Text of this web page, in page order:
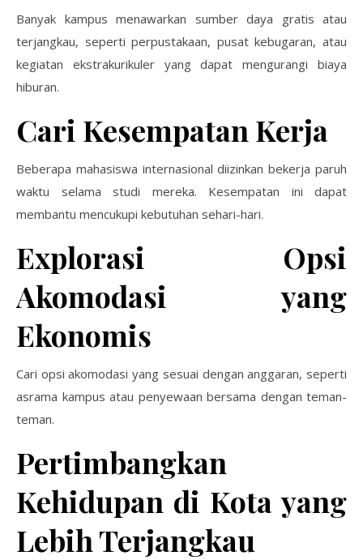
Banyak kampus menawarkan sumber daya gratis atau
terjangkau, seperti perpustakaan, pusat kebugaran, atau
kegiatan ekstrakurikuler yang dapat mengurangi biaya
hiburan.
Cari Kesempatan Kerja
Beberapa mahasiswa internasional diizinkan bekerja paruh
waktu selama studi mereka. Kesempatan ini dapat
membantu mencukupi kebutuhan sehari-hari.
Explorasi Opsi
Akomodasi yang
Ekonomis
Cari opsi akomodasi yang sesuai dengan anggaran, seperti
asrama kampus atau penyewaan bersama dengan teman-
teman.
Pertimbangkan
Kehidupan di Kota yang
Lebih Terjangkau